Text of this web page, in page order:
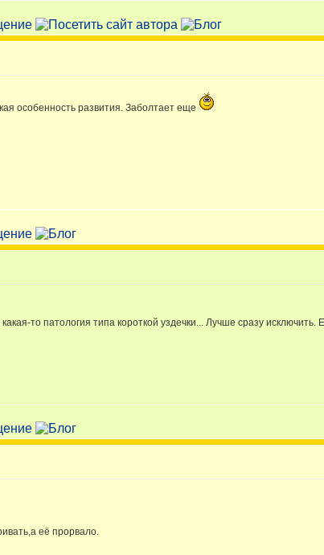
особенность развития. Заболтает еще
то патология типа короткой уздечки... Лучше сразу
её прорвало.